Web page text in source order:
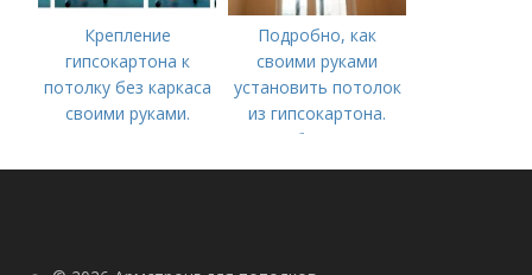
Крепление
гипсокартона к
потолку без каркаса
своими руками.
обрешетку из
Подробно, как
своими руками
установить потолок
из гипсокартона.
Особенности